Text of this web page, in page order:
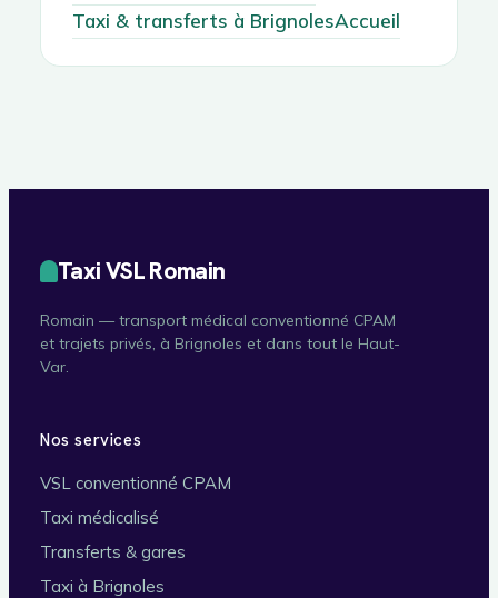
Taxi & transferts à BrignolesAccueil
Taxi VSL Romain
Romain — transport médical conventionné CPAM
et trajets privés, à Brignoles et dans tout le Haut-
Var.
Nos services
VSL conventionné CPAM
Taxi médicalisé
Transferts & gares
Taxi à Brignoles